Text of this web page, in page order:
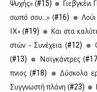
Ψυ­χής» (#15)
σω­πό σου…» (#16)
ΙΧ» (#19) Και στα
στών - Συ­νέ­χεια (#12)
(#13) Νοϊ­γκά­ντρες (
πνιος (#18) Δύ­σκο­λα
Συγ­γνω­στή πλά­νη (#23)